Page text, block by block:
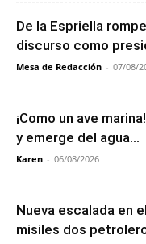
De la Espriella
discurso como
Mesa de Redacción - 07/08/
¡Como un ave
y emerge del agua...
Karen - 06/08/2026
Nueva escalada en
misiles dos